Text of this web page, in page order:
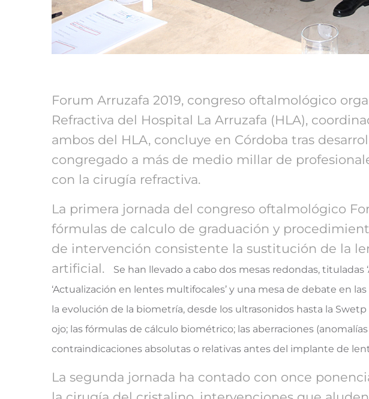
Forum Arruzafa 2019, congreso oftalmológico
Refractiva del Hospital La Arruzafa (HLA),
ambos del HLA, concluye en Córdoba tras
congregado a más de medio millar de
con la cirugía refractiva.
La primera jornada del congreso oftalmológico
fórmulas de calculo de graduación y
de intervención consistente la sustitución de la
artificial.
Se han llevado a cabo dos mesas redondas,
‘Actualización en lentes multifocales’ y una mesa de debate en
la evolución de la biometría, desde los ultrasonidos hasta la
ojo; las fórmulas de cálculo biométrico; las aberraciones
contraindicaciones absolutas o relativas antes del implante de
La segunda jornada ha contado con once